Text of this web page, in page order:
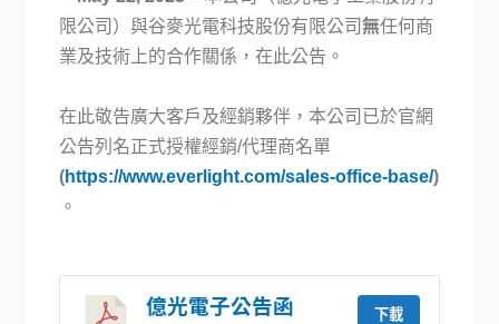
限公司）與谷麥光電科技股份有限公司 無任何商
業及技術上的合作關係，在此公告。
在此敬告廣大客戶及經銷夥伴，本公司已於官網
公告列名正式授權經銷/代理商名單
(https://www.everlight.com/sales-office-base/)
。
億光電子公告函 下載